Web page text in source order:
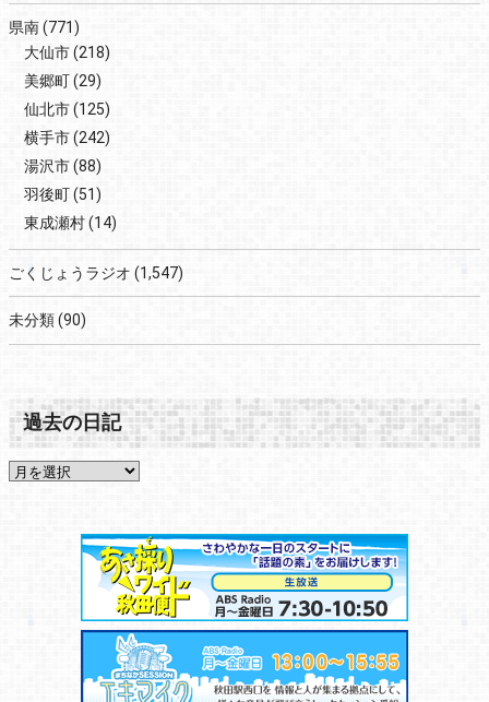
県南(771)
大仙市(218)
美郷町(29)
仙北市(125)
横手市(242)
湯沢市(88)
羽後町(51)
東成瀬村(14)
ごくじょうラジオ (1,547)
未分類(90)
過去の日記